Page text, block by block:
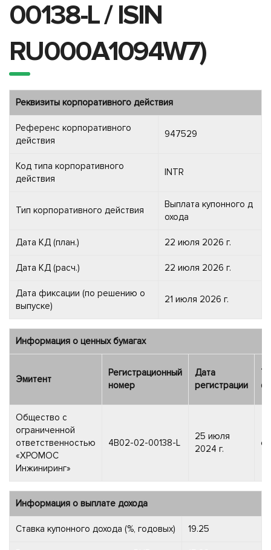
00138-L / ISIN
RU000A1094W7)
Реквизиты корпоративного действия
Референс корпоративного
действия
947529
Код типа корпоративного
действия
INTR
Тип корпоративного действия
Выплата купонного д
охода
Дата КД (план.) 22 июля 2026 г.
Дата КД (расч.) 22 июля 2026 г.
Дата фиксации (по решению о
выпуске)
21 июля 2026 г.
Информация о ценных бумагах
Эмитент
Регистрационный
номер
Дата
регистрации
Общество с
ограниченной
ответственностью
«ХРОМОС
Инжиниринг»
4B02-02-00138-L
25 июля
2024 г.
Информация о выплате дохода
Ставка купонного дохода (%, годовых) 19.25